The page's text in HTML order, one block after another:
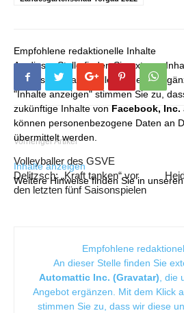
Empfohlene redaktionelle Inhalte
An dieser Stelle finden Sie externe
die unser redaktionelles Angebot
"Inhalte anzeigen" stimmen Sie zu,
zukünftige Inhalte von Facebook, Inc.
können personenbezogene Daten an
übermittelt werden.
Inhalte anzeigen
Weitere Hinweise finden Sie in
Vorheriger Artikel
Volleyballer des GSVE
Delitzsch: „Kraft tanken“ vor
den letzten fünf Saisonspielen
Empfohlene
An dieser Stelle finden Sie
Automattic Inc. (Gravatar), die
Angebot ergänzen. Mit dem Klick
stimmen Sie zu, dass wir diese